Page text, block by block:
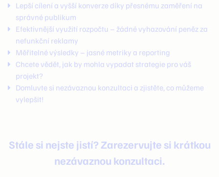
Lepší cílení a vyšší konverze díky přesnému zaměření na
správné publikum
Efektivnější využití rozpočtu – žádné vyhazování peněz za
nefunkční reklamy
Měřitelné výsledky – jasné metriky a reporting
Chcete vědět, jak by mohla vypadat strategie pro váš
projekt?
Domluvte si nezávaznou konzultaci a zjistěte, co můžeme
vylepšit!
Stále si nejste jistí? Zarezervujte si krátkou
nezávaznou konzultaci.